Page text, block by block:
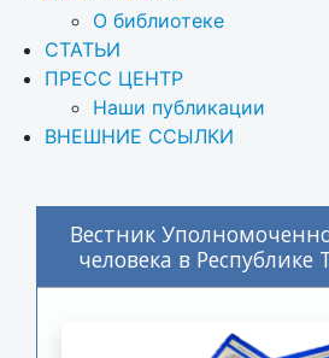
О библиотеке
СТАТЬИ
ПРЕСС ЦЕНТР
Наши публикации
ВНЕШНИЕ ССЫЛКИ
Вестник
человека в